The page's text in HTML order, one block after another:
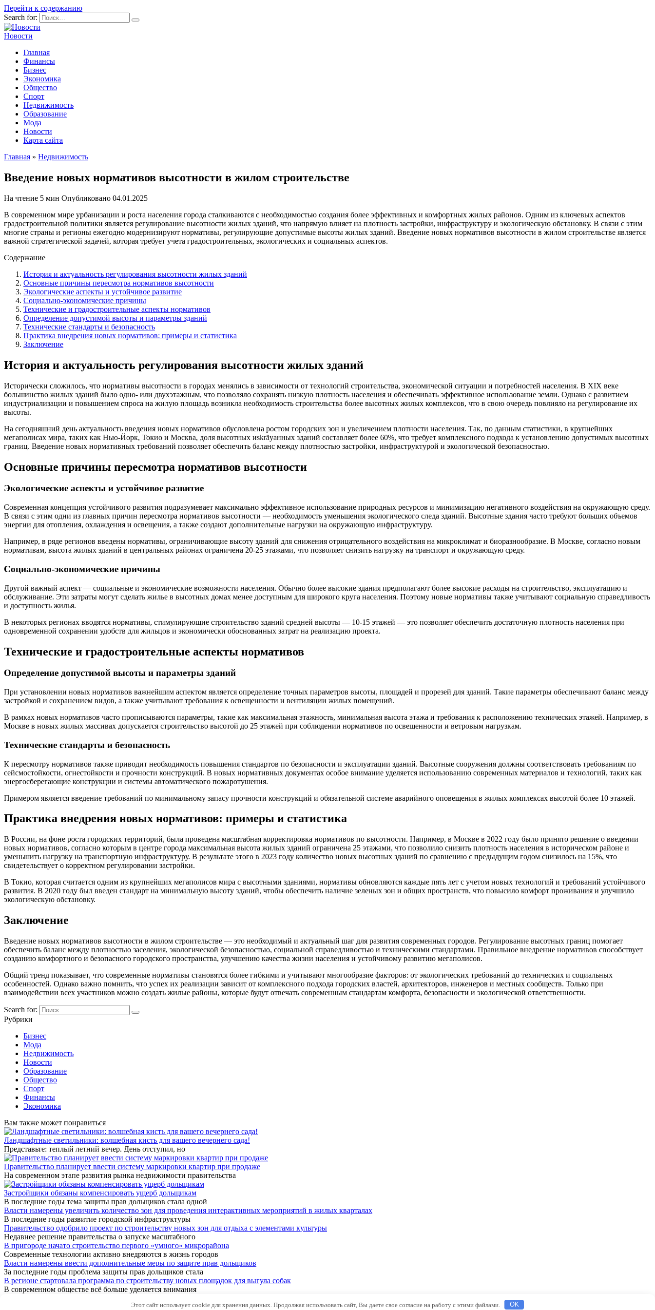
Перейти к содержанию
Search for:
Новости
Главная
Финансы
Бизнес
Экономика
Общество
Спорт
Недвижимость
Образование
Мода
Новости
Карта сайта
Главная » Недвижимость
Введение новых нормативов высотности в жилом строительстве
На чтение 5 мин Опубликовано 04.01.2025
В современном мире урбанизации и роста населения города сталкиваются с необходимостью создания более эффективных и комфортных жилых районов. Одним из ключевых аспектов
градостроительной политики является регулирование высотности жилых зданий, что напрямую влияет на плотность застройки, инфраструктуру и экологическую обстановку. В связи с этим
многие страны и регионы ежегодно модернизируют нормативы, регулирующие допустимые высоты жилых зданий. Введение новых нормативов высотности в жилом строительстве является
важной стратегической задачей, которая требует учета градостроительных, экологических и социальных аспектов.
Содержание
История и актуальность регулирования высотности жилых зданий
Основные причины пересмотра нормативов высотности
Экологические аспекты и устойчивое развитие
Социально-экономические причины
Технические и градостроительные аспекты нормативов
Определение допустимой высоты и параметры зданий
Технические стандарты и безопасность
Практика внедрения новых нормативов: примеры и статистика
Заключение
История и актуальность регулирования высотности жилых зданий
Исторически сложилось, что нормативы высотности в городах менялись в зависимости от технологий строительства, экономической ситуации и потребностей населения. В XIX веке
большинство жилых зданий было одно- или двухэтажным, что позволяло сохранять низкую плотность населения и обеспечивать эффективное использование земли. Однако с развитием
индустриализации и повышением спроса на жилую площадь возникла необходимость строительства более высотных жилых комплексов, что в свою очередь повлияло на регулирование их
высоты.
На сегодняшний день актуальность введения новых нормативов обусловлена ростом городских зон и увеличением плотности населения. Так, по данным статистики, в крупнейших
мегаполисах мира, таких как Нью-Йорк, Токио и Москва, доля высотных иskräуанных зданий составляет более 60%, что требует комплексного подхода к установлению допустимых высотных
границ. Введение новых нормативных требований позволяет обеспечить баланс между плотностью застройки, инфраструктурой и экологической безопасностью.
Основные причины пересмотра нормативов высотности
Экологические аспекты и устойчивое развитие
Современная концепция устойчивого развития подразумевает максимально эффективное использование природных ресурсов и минимизацию негативного воздействия на окружающую среду.
В связи с этим одни из главных причин пересмотра нормативов высотности — необходимость уменьшения экологического следа зданий. Высотные здания часто требуют больших объемов
энергии для отопления, охлаждения и освещения, а также создают дополнительные нагрузки на окружающую инфраструктуру.
Например, в ряде регионов введены нормативы, ограничивающие высоту зданий для снижения отрицательного воздействия на микроклимат и биоразнообразие. В Москве, согласно новым
нормативам, высота жилых зданий в центральных районах ограничена 20-25 этажами, что позволяет снизить нагрузку на транспорт и окружающую среду.
Социально-экономические причины
Другой важный аспект — социальные и экономические возможности населения. Обычно более высокие здания предполагают более высокие расходы на строительство, эксплуатацию и
обслуживание. Эти затраты могут сделать жилье в высотных домах менее доступным для широкого круга населения. Поэтому новые нормативы также учитывают социальную справедливость
и доступность жилья.
В некоторых регионах вводятся нормативы, стимулирующие строительство зданий средней высоты — 10-15 этажей — это позволяет обеспечить достаточную плотность населения при
одновременной сохранении удобств для жильцов и экономически обоснованных затрат на реализацию проекта.
Технические и градостроительные аспекты нормативов
Определение допустимой высоты и параметры зданий
При установлении новых нормативов важнейшим аспектом является определение точных параметров высоты, площадей и прорезей для зданий. Такие параметры обеспечивают баланс между
застройкой и сохранением видов, а также учитывают требования к освещенности и вентиляции жилых помещений.
В рамках новых нормативов часто прописываются параметры, такие как максимальная этажность, минимальная высота этажа и требования к расположению технических этажей. Например, в
Москве в новых жилых массивах допускается строительство высотой до 25 этажей при соблюдении нормативов по освещенности и ветровым нагрузкам.
Технические стандарты и безопасность
К пересмотру нормативов также приводит необходимость повышения стандартов по безопасности и эксплуатации зданий. Высотные сооружения должны соответствовать требованиям по
сейсмостойкости, огнестойкости и прочности конструкций. В новых нормативных документах особое внимание уделяется использованию современных материалов и технологий, таких как
энергосберегающие конструкции и системы автоматического пожаротушения.
Примером является введение требований по минимальному запасу прочности конструкций и обязательной системе аварийного оповещения в жилых комплексах высотой более 10 этажей.
Практика внедрения новых нормативов: примеры и статистика
В России, на фоне роста городских территорий, была проведена масштабная корректировка нормативов по высотности. Например, в Москве в 2022 году было принято решение о введении
новых нормативов, согласно которым в центре города максимальная высота жилых зданий ограничена 25 этажами, что позволило снизить плотность населения в историческом районе и
уменьшить нагрузку на транспортную инфраструктуру. В результате этого в 2023 году количество новых высотных зданий по сравнению с предыдущим годом снизилось на 15%, что
свидетельствует о корректном регулировании застройки.
В Токио, которая считается одним из крупнейших мегаполисов мира с высотными зданиями, нормативы обновляются каждые пять лет с учетом новых технологий и требований устойчивого
развития. В 2020 году был введен стандарт на минимальную высоту зданий, чтобы обеспечить наличие зеленых зон и общих пространств, что повысило комфорт проживания и улучшило
экологическую обстановку.
Заключение
Введение новых нормативов высотности в жилом строительстве — это необходимый и актуальный шаг для развития современных городов. Регулирование высотных границ помогает
обеспечить баланс между плотностью заселения, экологической безопасностью, социальной справедливостью и техническими стандартами. Правильное внедрение нормативов способствует
созданию комфортного и безопасного городского пространства, улучшению качества жизни населения и устойчивому развитию мегаполисов.
Общий тренд показывает, что современные нормативы становятся более гибкими и учитывают многообразие факторов: от экологических требований до технических и социальных
особенностей. Однако важно помнить, что успех их реализации зависит от комплексного подхода городских властей, архитекторов, инженеров и местных сообществ. Только при
взаимодействии всех участников можно создать жилые районы, которые будут отвечать современным стандартам комфорта, безопасности и экологической ответственности.
Search for:
Рубрики
Бизнес
Мода
Недвижимость
Новости
Образование
Общество
Спорт
Финансы
Экономика
Вам также может понравиться
Ландшафтные светильники: волшебная кисть для вашего вечернего сада!
Представьте: теплый летний вечер. День отступил, но
Правительство планирует ввести систему маркировки квартир при продаже
На современном этапе развития рынка недвижимости правительства
Застройщики обязаны компенсировать ущерб дольщикам
В последние годы тема защиты прав дольщиков стала одной
Власти намерены увеличить количество зон для проведения интерактивных мероприятий в жилых кварталах
В последние годы развитие городской инфраструктуры
Правительство одобрило проект по строительству новых зон для отдыха с элементами культуры
Недавнее решение правительства о запуске масштабного
В пригороде начато строительство первого «умного» микрорайона
Современные технологии активно внедряются в жизнь городов
Власти намерены ввести дополнительные меры по защите прав дольщиков
За последние годы проблема защиты прав дольщиков стала
В регионе стартовала программа по строительству новых площадок для выгула собак
В современном обществе всё больше уделяется внимания
Этот сайт использует cookie для хранения данных. Продолжая использовать сайт, Вы даете свое согласие на работу с этими файлами. OK